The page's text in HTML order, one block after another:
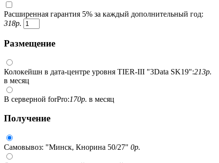
Расширенная гарантия 5% за каждый дополнительный год:
318р.
Размещение
Колокейшн в дата-центре уровня TIER-III "3Data SK19":213р.
в месяц
В серверной forPro:170р. в месяц
Получение
Самовывоз: "Минск, Кнорина 50/27" 0р.